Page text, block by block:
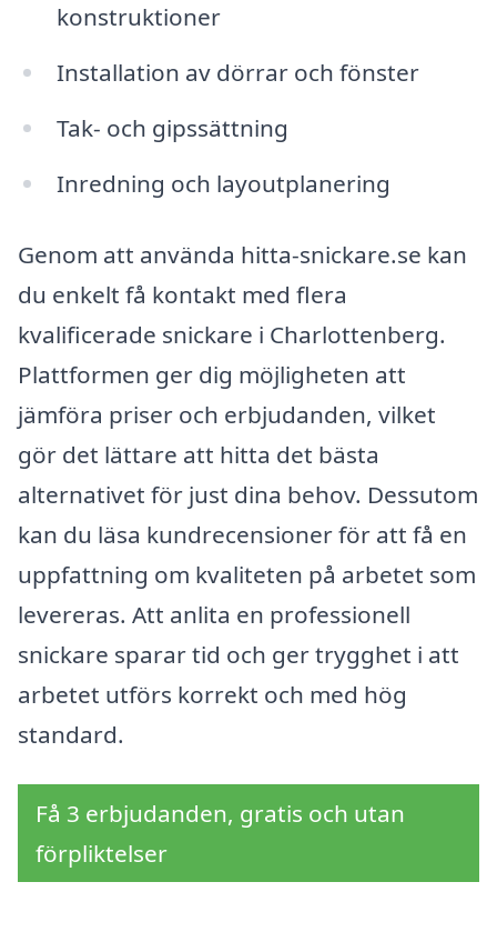
konstruktioner
Installation av dörrar och fönster
Tak- och gipssättning
Inredning och layoutplanering
Genom att använda hitta-snickare.se kan
du enkelt få kontakt med flera
kvalificerade snickare i Charlottenberg.
Plattformen ger dig möjligheten att
jämföra priser och erbjudanden, vilket
gör det lättare att hitta det bästa
alternativet för just dina behov. Dessutom
kan du läsa kundrecensioner för att få en
uppfattning om kvaliteten på arbetet som
levereras. Att anlita en professionell
snickare sparar tid och ger trygghet i att
arbetet utförs korrekt och med hög
standard.
Få 3 erbjudanden, gratis och utan
förpliktelser